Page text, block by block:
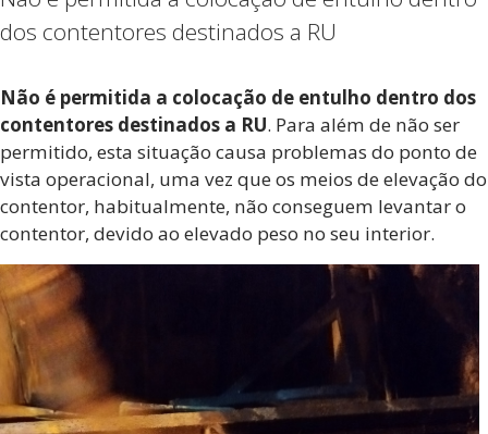
dos contentores destinados a RU
Não é permitida a colocação de entulho dentro dos
contentores destinados a RU. Para além de não ser
permitido, esta situação causa problemas do ponto de
vista operacional, uma vez que os meios de elevação do
contentor, habitualmente, não conseguem levantar o
contentor, devido ao elevado peso no seu interior.